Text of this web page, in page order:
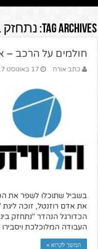
Tag Archives: נתחזק
חולמים על הרכב –
כתב אורח 17 באוגוסט 2017
בשביל שתוכלו לשפר את
את אדם רוזנטל, זוכה ליגת
הכדורגל הנהדר "נתחזק
העבודה המלוכלכת
המשך לקרוא »